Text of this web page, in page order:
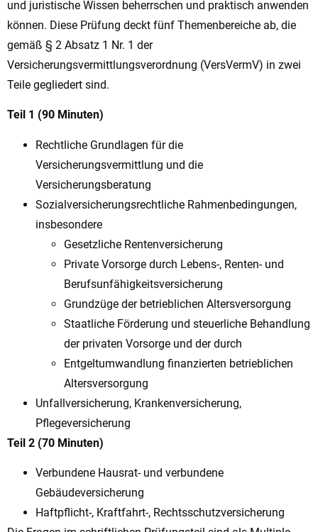
und juristische Wissen beherrschen und praktisch anwenden
können. Diese Prüfung deckt fünf Themenbereiche ab, die
gemäß § 2 Absatz 1 Nr. 1 der
Versicherungsvermittlungsverordnung (VersVermV) in zwei
Teile gegliedert sind.
Teil 1 (90 Minuten)
Rechtliche Grundlagen für die
Versicherungsvermittlung und die
Versicherungsberatung
Sozialversicherungsrechtliche Rahmenbedingungen,
insbesondere
Gesetzliche Rentenversicherung
Private Vorsorge durch Lebens-, Renten- und
Berufsunfähigkeitsversicherung
Grundzüge der betrieblichen Altersversorgung
Staatliche Förderung und steuerliche Behandlung
der privaten Vorsorge und der durch
Entgeltumwandlung finanzierten betrieblichen
Altersversorgung
Unfallversicherung, Krankenversicherung,
Pflegeversicherung
Teil 2 (70 Minuten)
Verbundene Hausrat- und verbundene
Gebäudeversicherung
Haftpflicht-, Kraftfahrt-, Rechtsschutzversicherung